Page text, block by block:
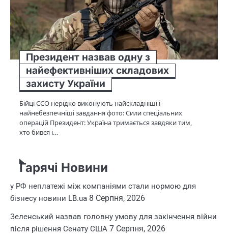
Президент назвав одну з
найефективніших складових
захисту України
Бійці ССО нерідко виконують найскладніші і
найнебезпечніші завдання фото: Сили спеціальних
операцій Президент: Україна тримається завдяки тим,
хто бився і…
Гарячі Новини
у РФ неплатежі між компаніями стали нормою для
бізнесу новини LB.ua 8 Серпня, 2026
Зеленський назвав головну умову для закінчення війни
після рішення Сенату США 7 Серпня, 2026